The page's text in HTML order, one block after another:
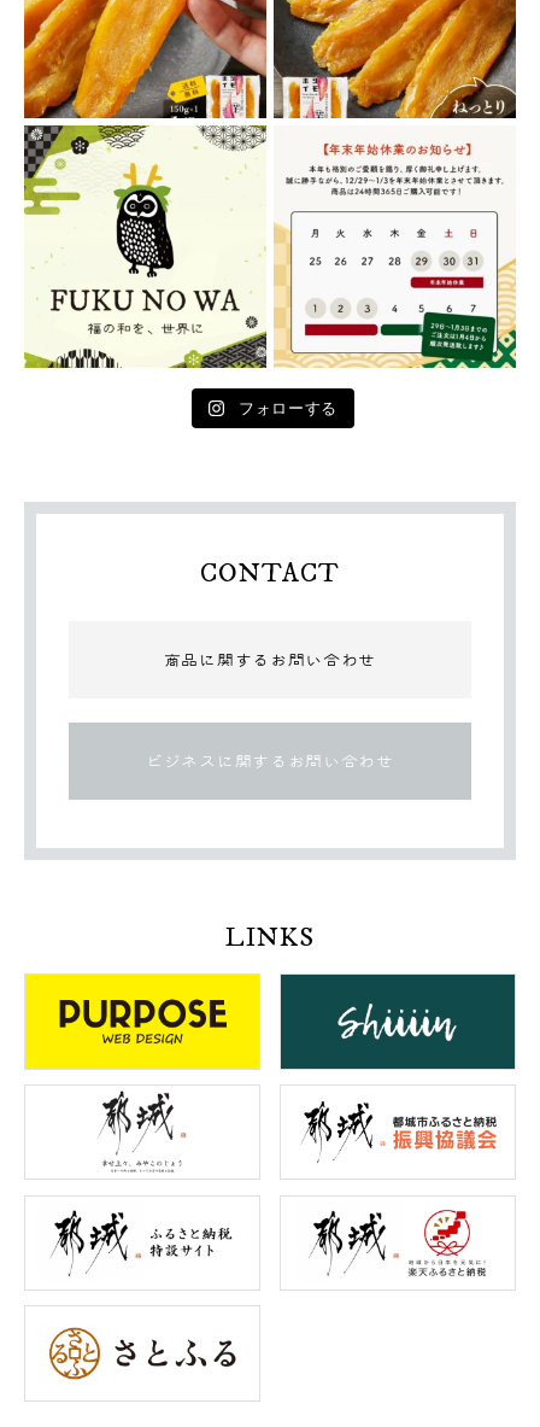
フォローする
CONTACT
商品に関するお問い合わせ
ビジネスに関するお問い合わせ
LINKS